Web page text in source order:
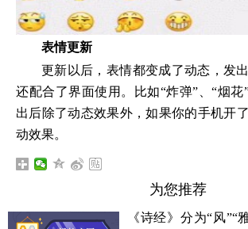
表情更新
更新以后，表情都变成了动态，发
还配合了界面使用。比如“炸弹”、“烟花
出后除了动态效果外，如果你的手机开
动效果。
为您推荐
《诗经》分为“风”“